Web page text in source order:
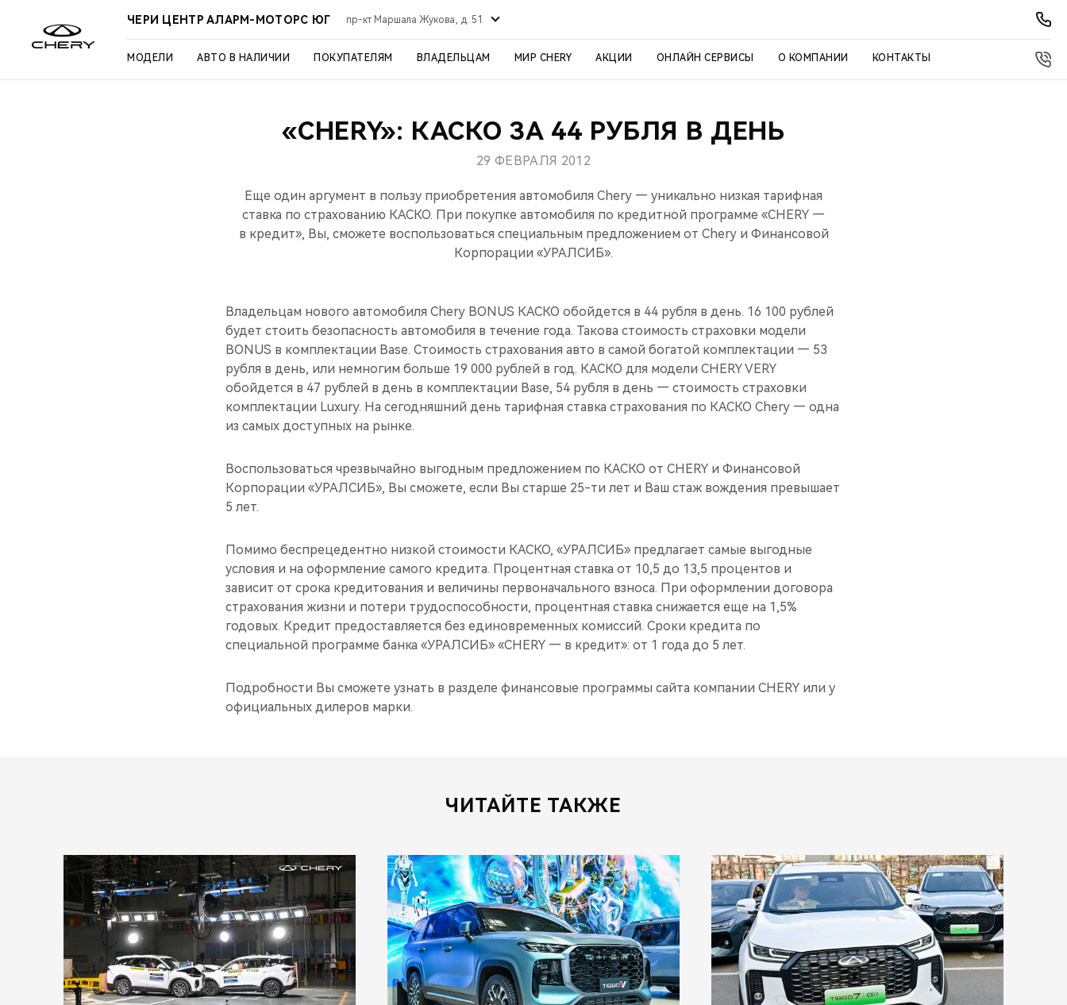
ЧЕРИ ЦЕНТР АЛАРМ-МОТОРС ЮГ пр-кт Маршала Жукова, д. 51
МОДЕЛИ АВТО В НАЛИЧИИ ПОКУПАТЕЛЯМ ВЛАДЕЛЬЦАМ МИР CHERY АКЦИИ ОНЛАЙН СЕРВИСЫ О КОМПАНИИ КОНТАКТЫ
«CHERY»: КАСКО ЗА 44 РУБЛЯ В ДЕНЬ
29 ФЕВРАЛЯ 2012
Еще один аргумент в пользу приобретения автомобиля Chery — уникально низкая тарифная
ставка по страхованию КАСКО. При покупке автомобиля по кредитной программе «CHERY —
в кредит», Вы, сможете воспользоваться специальным предложением от Chery и Финансовой
Корпорации «УРАЛСИБ».
Владельцам нового автомобиля Chery BONUS КАСКО обойдется в 44 рубля в день. 16 100 рублей
будет стоить безопасность автомобиля в течение года. Такова стоимость страховки модели
BONUS в комплектации Base. Стоимость страхования авто в самой богатой комплектации — 53
рубля в день, или немногим больше 19 000 рублей в год. КАСКО для модели CHERY VERY
обойдется в 47 рублей в день в комплектации Base, 54 рубля в день — стоимость страховки
комплектации Luxury. На сегодняшний день тарифная ставка страхования по КАСКО Chery — одна
из самых доступных на рынке.
Воспользоваться чрезвычайно выгодным предложением по КАСКО от CHERY и Финансовой
Корпорации «УРАЛСИБ», Вы сможете, если Вы старше 25-ти лет и Ваш стаж вождения превышает
5 лет.
Помимо беспрецедентно низкой стоимости КАСКО, «УРАЛСИБ» предлагает самые выгодные
условия и на оформление самого кредита. Процентная ставка от 10,5 до 13,5 процентов и
зависит от срока кредитования и величины первоначального взноса. При оформлении договора
страхования жизни и потери трудоспособности, процентная ставка снижается еще на 1,5%
годовых. Кредит предоставляется без единовременных комиссий. Сроки кредита по
специальной программе банка «УРАЛСИБ» «CHERY — в кредит»: от 1 года до 5 лет.
Подробности Вы сможете узнать в разделе финансовые программы сайта компании CHERY или у
официальных дилеров марки.
ЧИТАЙТЕ ТАКЖЕ